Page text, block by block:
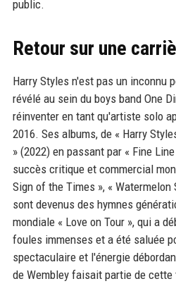
public.
Retour sur une
Harry Styles n'est pas un inconnu
révélé au sein du boys band One
réinventer en tant qu'artiste solo
2016. Ses albums, de « Harry
» (2022) en passant par « Fine
succès critique et commercial
Sign of the Times », « Watermelon
sont devenus des hymnes
mondiale « Love on Tour », qui a
foules immenses et a été saluée
spectaculaire et l'énergie
de Wembley faisait partie de cette